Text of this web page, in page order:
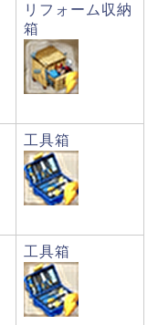
リフォーム収納
箱
工具箱
工具箱